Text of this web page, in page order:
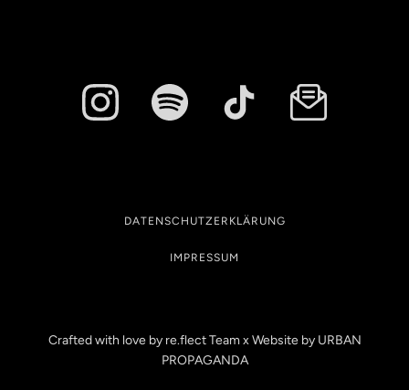
DATENSCHUTZERKLÄRUNG
IMPRESSUM
Crafted with love by re.flect Team x Website by URBAN
PROPAGANDA